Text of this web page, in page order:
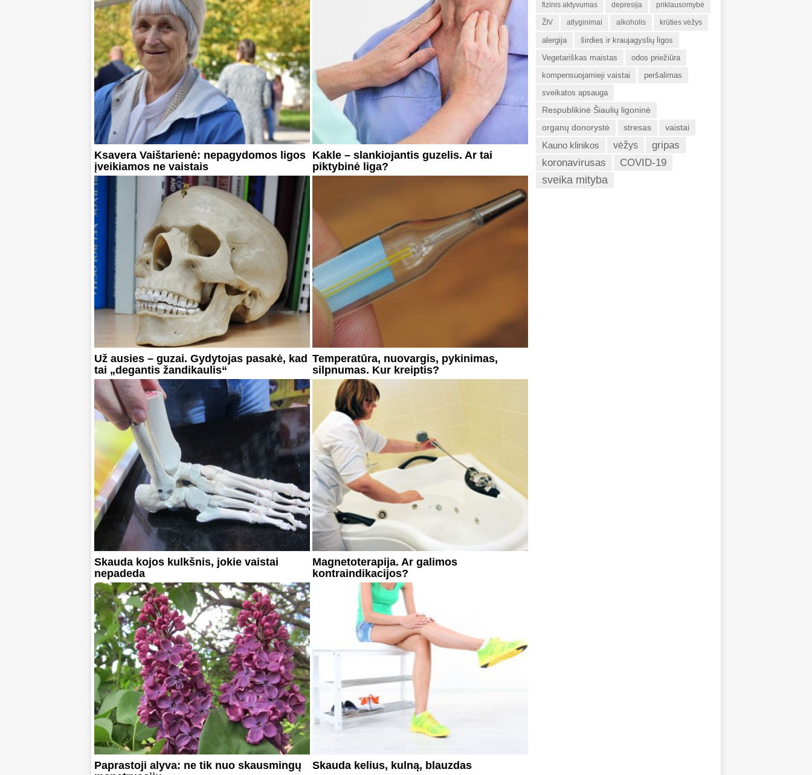
Ksavera Vaištarienė: nepagydomos ligos
įveikiamos ne vaistais
Kakle – slankiojantis guzelis. Ar tai
piktybinė liga?
Už ausies – guzai. Gydytojas pasakė, kad
tai „degantis žandikaulis“
Temperatūra, nuovargis, pykinimas,
silpnumas. Kur kreiptis?
Skauda kojos kulkšnis, jokie vaistai
nepadeda
Magnetoterapija. Ar galimos
kontraindikacijos?
Paprastoji alyva: ne tik nuo skausmingų
Skauda kelius, kulną, blauzdas
fizinis aktyvumas depresija priklausomybė
ŽIV atlyginimai alkoholis krūties vėžys
alergija
širdies ir kraujagyslių ligos
Vegetariškas maistas
odos priežiūra
kompensuojamieji vaistai
peršalimas
sveikatos apsauga
Respublikinė Šiaulių ligoninė
organų donorystė
stresas vaistai
Kauno klinikos vėžys
gripas
koronavirusas
COVID-19
sveika mityba